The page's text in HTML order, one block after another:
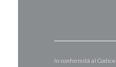
In conformità al